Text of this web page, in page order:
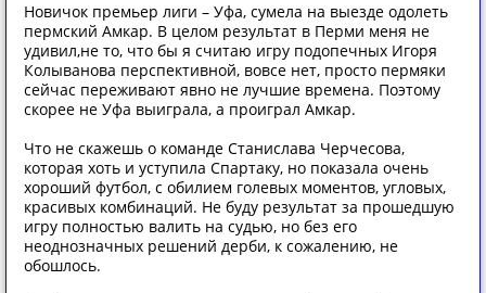
Новичок премьер лиги – Уфа, сумела на выезде одолеть
пермский Амкар. В целом результат в Перми меня не
удивил,не то, что бы я считаю игру подопечных Игоря
Колыванова перспективной, вовсе нет, просто пермяки
сейчас переживают явно не лучшие времена. Поэтому
скорее не Уфа выиграла, а проиграл Амкар.
Что не скажешь о команде Станислава Черчесова,
которая хоть и уступила Спартаку, но показала очень
хороший футбол, с обилием голевых моментов, угловых,
красивых комбинаций. Не буду результат за прошедшую
игру полностью валить на судью, но без его
неоднозначных решений дерби, к сожалению, не
обошлось.